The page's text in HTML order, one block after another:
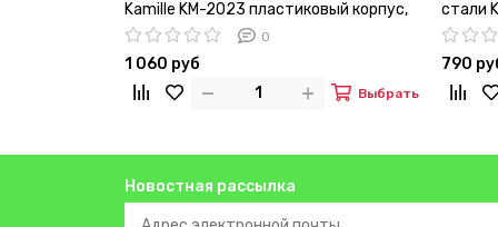
Kamille KM-2023 пластиковый корпус,
2 чашки
0
1 060 руб
Выбрать
стали
790
Новостная рассылка